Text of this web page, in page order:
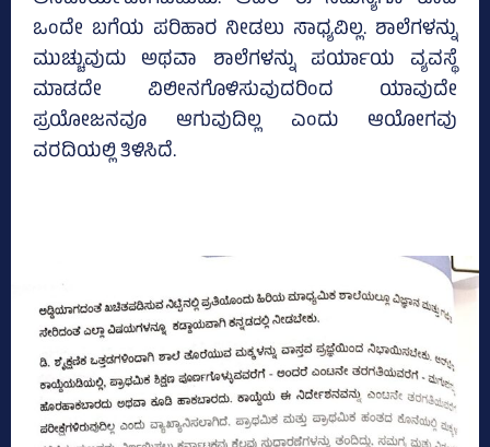
ಒಂದೇ ಬಗೆಯ ಪರಿಹಾರ ನೀಡಲು ಸಾಧ್ಯವಿಲ್ಲ. ಶಾಲೆಗಳನ್ನು
ಮುಚ್ಚುವುದು ಅಥವಾ ಶಾಲೆಗಳನ್ನು ಪರ್ಯಾಯ ವ್ಯವಸ್ಥೆ
ಮಾಡದೇ ವಿಲೀನಗೊಳಿಸುವುದರಿಂದ ಯಾವುದೇ
ಪ್ರಯೋಜನವೂ ಆಗುವುದಿಲ್ಲ ಎಂದು ಆಯೋಗವು
ವರದಿಯಲ್ಲಿ ತಿಳಿಸಿದೆ.